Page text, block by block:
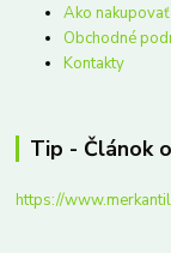
Ako nakupovať
Obchodné
Kontakty
Tip - Článok
https://